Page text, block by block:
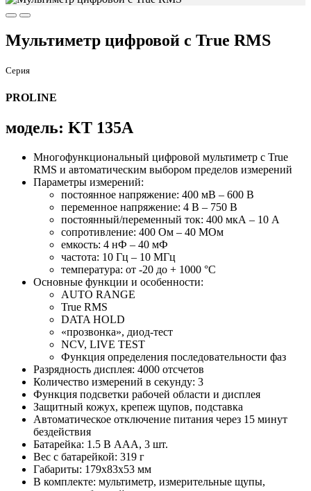
Мультиметр цифровой c True RMS
Серия
PROLINE
модель: KT 135А
Многофункциональный цифровой мультиметр с True
RMS и автоматическим выбором пределов измерений
Параметры измерений:
постоянное напряжение: 400 мВ – 600 В
переменное напряжение: 4 В – 750 В
постоянный/переменный ток: 400 мкА – 10 А
сопротивление: 400 Ом – 40 МОм
емкость: 4 нФ – 40 мФ
частота: 10 Гц – 10 МГц
температура: от -20 до + 1000 °С
Основные функции и особенности:
AUTO RANGE
True RMS
DATA HOLD
«прозвонка», диод-тест
NCV, LIVE TEST
Функция определения последовательности фаз
Разрядность дисплея: 4000 отсчетов
Количество измерений в секунду: 3
Функция подсветки рабочей области и дисплея
Защитный кожух, крепеж щупов, подставка
Автоматическое отключение питания через 15 минут
бездействия
Батарейка: 1.5 В ААА, 3 шт.
Вес с батарейкой: 319 г
Габариты: 179х83х53 мм
В комплекте: мультиметр, измерительные щупы,